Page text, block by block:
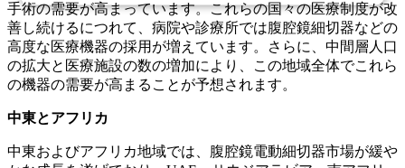
手術の需要が高まっています。これらの国々の医療制度が改
善し続けるにつれて、病院や診療所では腹腔鏡細切器などの
高度な医療機器の採用が増えています。さらに、中間層人口
の拡大と医療施設の数の増加により、この地域全体でこれら
の機器の需要が高まることが予想されます。
中東とアフリカ
中東およびアフリカ地域では、腹腔鏡電動細切器市場が緩や